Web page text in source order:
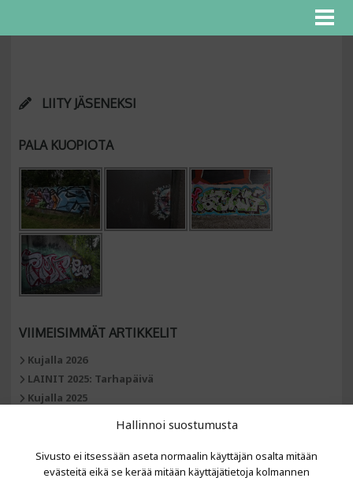
Hallinnoi suostumusta
Sivusto ei itsessään aseta normaalin käyttäjän osalta mitään
evästeitä eikä se kerää mitään käyttäjätietoja kolmannen
LIITY JÄSENEKSI
PALA KUOPIOTA
VIIMEISIMMÄT ARTIKKELIT
Kujalla 2026
LAINIT 2025: Tarhapäivä
Kujalla 2025